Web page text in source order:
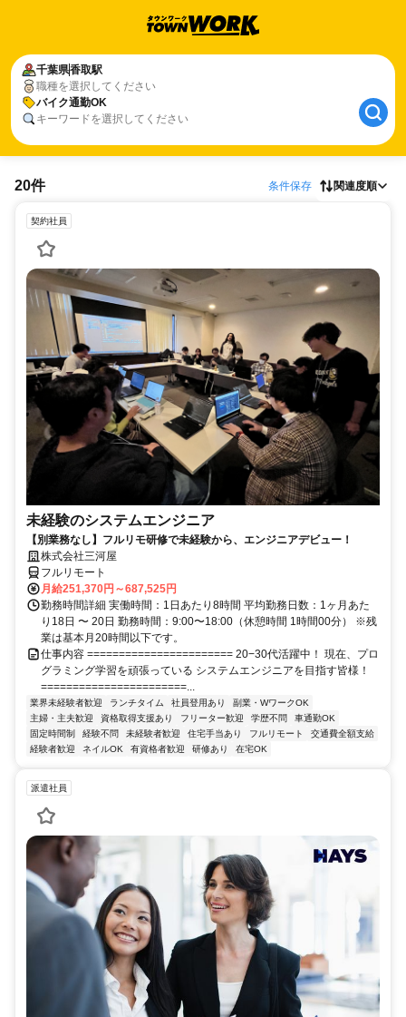
千葉県香取駅
職種を選択してください
バイク通勤OK
キーワードを選択してください
20件 条件保存 関連度順
契約社員
未経験のシステムエンジニア
【別業務なし】フルリモ研修で未経験から、エンジニアデビュー！
株式会社三河屋
フルリモート
月給251,370円～687,525円
勤務時間詳細 実働時間：1日あたり8時間 平均勤務日数：1ヶ月あた
り18日 〜 20日 勤務時間：9:00〜18:00（休憩時間 1時間00分） ※残
業は基本月20時間以下です。
仕事内容 ======================= 20−30代活躍中！ 現在、プロ
グラミング学習を頑張っている システムエンジニアを目指す皆様！
=======================...
業界未経験者歓迎 ランチタイム 社員登用あり
副業・WワークOK
主婦・主夫歓迎
資格取得支援あり フリーター歓迎 学歴不問
車通勤OK
固定時間制
経験不問 未経験者歓迎 住宅手当あり フルリモート
交通費全額支給
経験者歓迎
ネイルOK 有資格者歓迎 研修あり 在宅OK
派遣社員